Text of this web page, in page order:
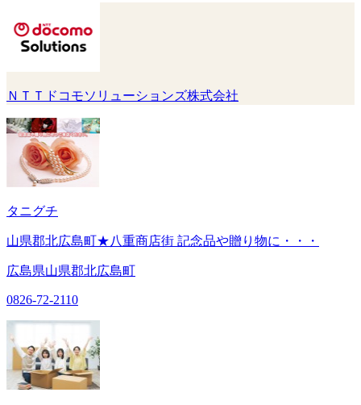
ＮＴＴドコモソリューションズ株式会社
タニグチ
山県郡北広島町★八重商店街 記念品や贈り物に・・・
広島県山県郡北広島町
0826-72-2110